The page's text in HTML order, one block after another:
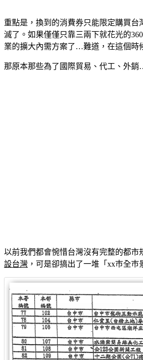
重點是，換到的消費券只能限定購買
滅了。如果僅僅只靠三兩下就花光的
業的擴大內需方案了…難道，在這個時
那原本那些為了國際貿易、代工、外
以前我們都會惋惜台灣沒有完整的都
設台灣 ，可是卻搞出了一堆「xx巿全